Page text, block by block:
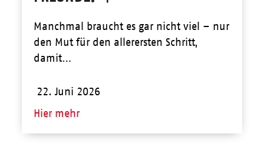
Manchmal braucht es gar nicht viel – nur
den Mut für den allerersten Schritt,
damit…
22. Juni 2026
Hier mehr